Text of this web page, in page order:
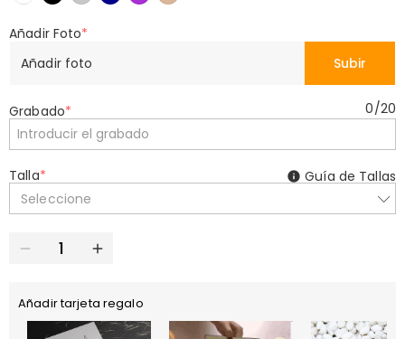
Añadir Foto*
Añadir foto
Subir
Grabado* 0/20
Talla*
Seleccione
Guía de Tallas
Añadir tarjeta regalo